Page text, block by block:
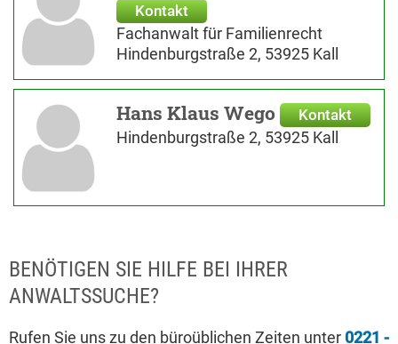
Kontakt
Fachanwalt für Familienrecht
Hindenburgstraße 2, 53925 Kall
Hans Klaus Wego Kontakt
Hindenburgstraße 2, 53925 Kall
BENÖTIGEN SIE HILFE BEI IHRER
ANWALTSSUCHE?
Rufen Sie uns zu den büroüblichen Zeiten unter 0221 -